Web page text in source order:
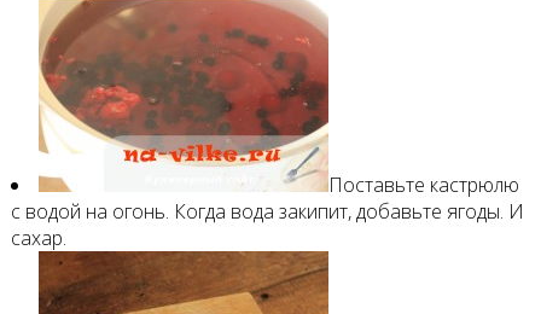
Поставьте кастрюлю
с водой на огонь. Когда вода закипит, добавьте ягоды. И
сахар.